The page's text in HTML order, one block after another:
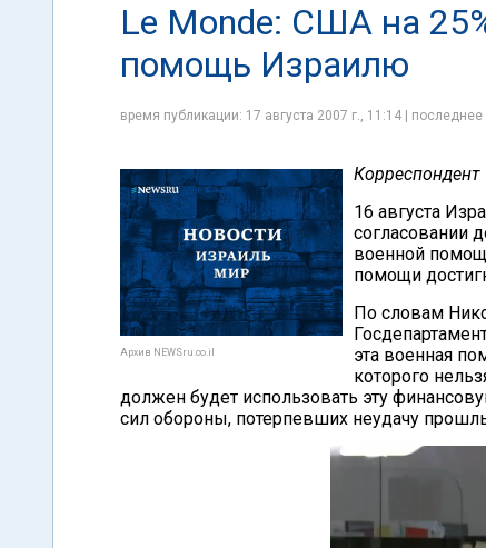
Le Monde: США на
помощь Израилю
время публикации: 17 августа 2007 г., 11:14 |
Архив NEWSru.co.il
Корреспондент
16 августа
согласовании
военной
помощи
По словам
эта военная
которого
должен будет использовать эту
сил обороны, потерпевших неудачу